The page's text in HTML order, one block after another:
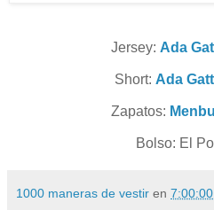
Jersey: Ada
Short: Ada
Zapatos:
Bolso: El
1000 maneras de vestir en 7:00:00